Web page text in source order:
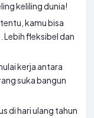
keliling dunia!
kamu bisa
fleksibel dan
kerja antara
suka bangun
di hari ulang tahun